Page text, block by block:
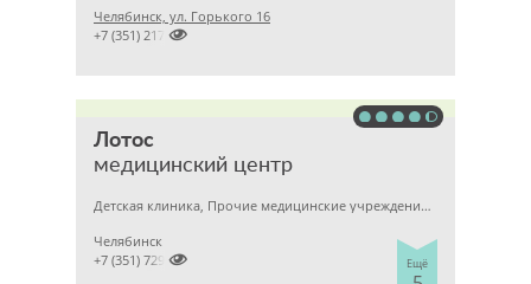
Челябинск, ул. Горького 16

+7 (351) 2172376
Лотос
медицинский центр
Детская клиника, Прочие медицинские учреждения, Гинекология
Ещё
Челябинск

+7 (351) 7298929